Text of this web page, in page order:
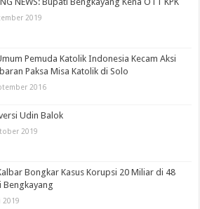
2019
Pemuda Katolik Indonesia Kecam Aksi
Paksa Misa Katolik di Solo
2016
Udin Balok
2019
Bongkar Kasus Korupsi 20 Miliar di 48
Bengkayang
2019